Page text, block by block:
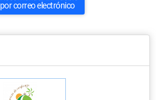
por correo electrónico